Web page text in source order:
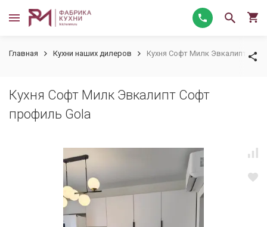
Главная Кухни наших дилеров Кухня Софт Милк Эвкалипт
Кухня Софт Милк Эвкалипт Софт
профиль Gola